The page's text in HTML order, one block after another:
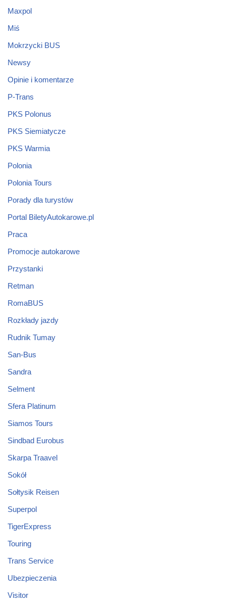
Maxpol
Miś
Mokrzycki BUS
Newsy
Opinie i komentarze
P-Trans
PKS Polonus
PKS Siemiatycze
PKS Warmia
Polonia
Polonia Tours
Porady dla turystów
Portal BiletyAutokarowe.pl
Praca
Promocje autokarowe
Przystanki
Retman
RomaBUS
Rozkłady jazdy
Rudnik Tumay
San-Bus
Sandra
Selment
Sfera Platinum
Siamos Tours
Sindbad Eurobus
Skarpa Traavel
Sokół
Sołtysik Reisen
Superpol
TigerExpress
Touring
Trans Service
Ubezpieczenia
Visitor